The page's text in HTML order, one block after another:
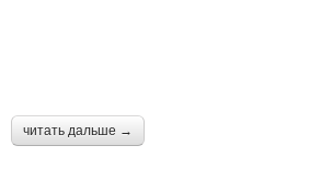
читать дальше →